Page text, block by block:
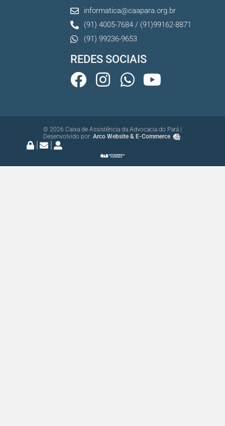
informatica@caapara.org.br
(91) 4005-7684 / (91)99162-8871
(91) 99236-9653
REDES SOCIAIS
© 2026 Caixa de Assistência da Advocacia do Pará |
Desenvolvido por: Arco Website & E-Commerce